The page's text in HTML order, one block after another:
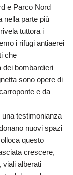
e Parco Nord
nella parte più
tuttora i
i rifugi antiaerei
che
dei bombardieri
sono opere di
e da
testimonianza
nuovi spazi
questo
crescere,
viali alberati